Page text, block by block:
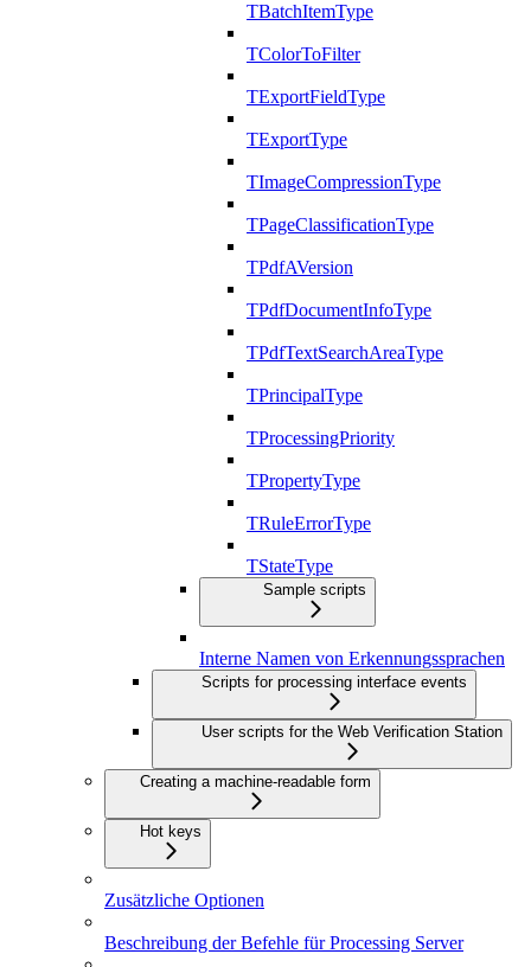
TBatchItemType
TColorToFilter
TExportFieldType
TExportType
TImageCompressionType
TPageClassificationType
TPdfAVersion
TPdfDocumentInfoType
TPdfTextSearchAreaType
TPrincipalType
TProcessingPriority
TPropertyType
TRuleErrorType
TStateType
Sample scripts
Interne Namen von Erkennungssprachen
Scripts for processing interface events
User scripts for the Web Verification Station
Creating a machine-readable form
Hot keys
Zusätzliche Optionen
Beschreibung der Befehle für Processing Server